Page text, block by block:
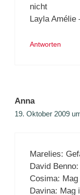
nicht
Layla Amélie
Antworten
Anna
19. Oktober 2009
Marelies:
David
Cosima:
Davina: Mag